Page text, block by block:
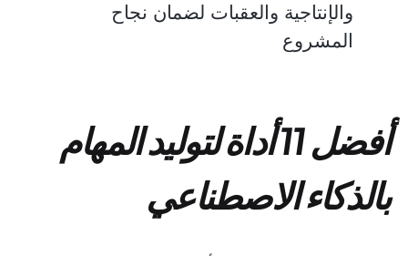
والإنتاجية والعقبات لضمان نجاح
المشروع
أفضل 11 أداة لتوليد المهام
بالذكاء الاصطناعي